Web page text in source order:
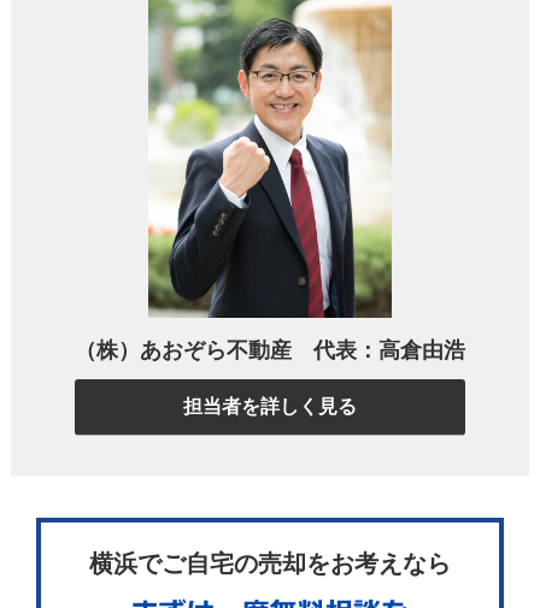
の9.71%に相当します。皆さんの周りにも、空き家に
なっている家はありませんか？
実は、この空き家の増加傾向は今後も続くと予想さ
れています。その背景には、日本社会が直面してい
る高齢化や人口減少の問題があります。
切な実家や親から相続した家が、いつの間にか「空
き家」になってしまう可能性は、決して低くないの
空き家が引き起こす社会問題
か？実は、私たちの生活に直接影響を与える様々な
問題が潜んでいます。
（株）あおぞら不動産 代表：高倉由浩
担当者を詳しく見る
横浜でご自宅の売却をお考えなら